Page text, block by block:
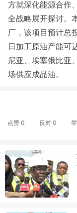
方就深化能源合作
全战略展开探讨。
厂，该项目预计总
日加工原油产能可
尼亚、埃塞俄比亚
场供应成品油。
点赞 0 反对 0